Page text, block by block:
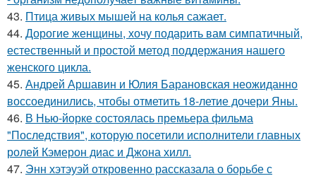
43. Птица живых мышей на колья сажает.
44. Дорогие женщины, хочу подарить вам симпатичный,
естественный и простой метод поддержания нашего
женского цикла.
45. Андрей Аршавин и Юлия Барановская неожиданно
воссоединились, чтобы отметить 18-летие дочери Яны.
46. В Нью-йорке состоялась премьера фильма
"Последствия", которую посетили исполнители главных
ролей Кэмерон диас и Джона хилл.
47. Энн хэтэуэй откровенно рассказала о борьбе с